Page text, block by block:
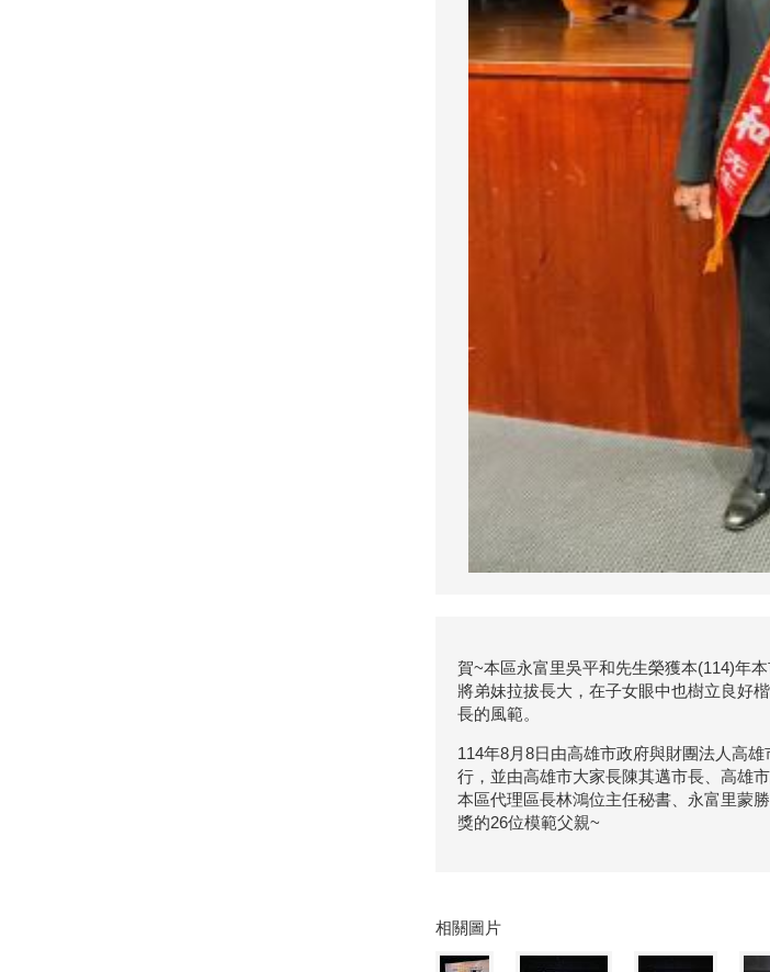
賀~本區永富里吳平和先生榮獲本(114)年
將弟妹拉拔長大，在子女眼中也樹立良好
長的風範。
114年8月8日由高雄市政府與財團法人高
行，並由高雄市大家長陳其邁市長、高雄
本區代理區長林鴻位主任秘書、永富里蒙
獎的26位模範父親~
相關圖片